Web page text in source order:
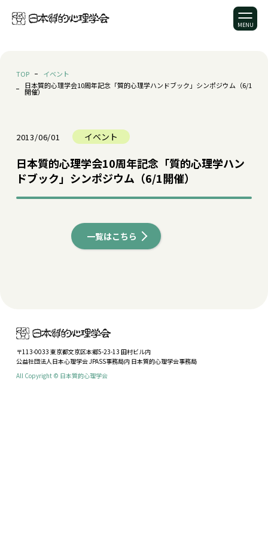
TOP
イベント
日本質的心理学会10周年記念「質的心理学ハンドブック」シンポジウム（6/1
開催）
2013/06/01 イベント
日本質的心理学会10周年記念「質的心理学ハン
ドブック」シンポジウム（6/1開催）
一覧はこちら
〒113-0033 東京都文京区本郷5-23-13 田村ビル内
公益社団法人日本心理学会 JPASS事務局内 日本質的心理学会事務局
All Copyright © 日本質的心理学会